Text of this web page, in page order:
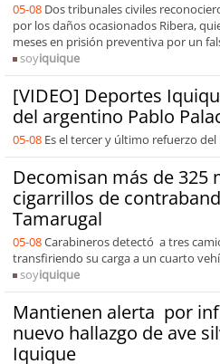
05-08 Dos tribunales civiles
por los daños ocasionados Ribera,
meses en prisión preventiva por un
soyiquique
[VIDEO] Deportes
del argentino Pablo
05-08 Es el tercer y último refuerzo
Decomisan más de 325
cigarrillos de
Tamarugal
05-08Carabineros detectó a tres
transfiriendo su carga a un cuarto
soyiquique
Mantienen alerta por
nuevo hallazgo de ave
Iquique